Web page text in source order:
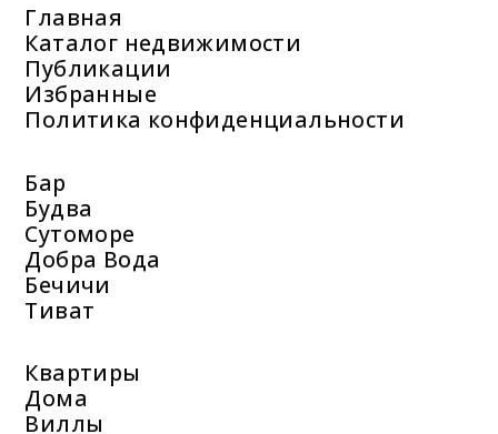
Главная
Каталог недвижимости
Публикации
Избранные
Политика конфиденциальности
Бар
Будва
Сутоморе
Добра Вода
Бечичи
Тиват
Квартиры
Дома
Виллы